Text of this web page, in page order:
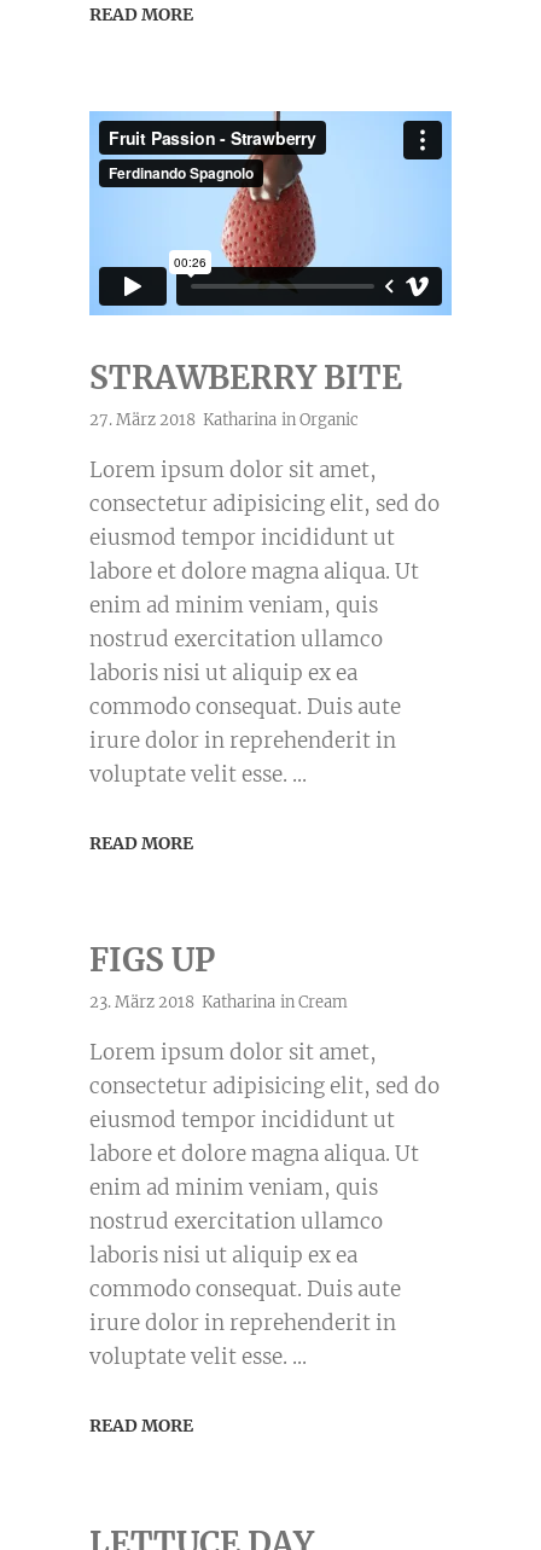
READ MORE
STRAWBERRY BITE
27. März 2018 Katharina inOrganic
Lorem ipsum dolor sit amet,
consectetur adipisicing elit, sed do
eiusmod tempor incididunt ut
labore et dolore magna aliqua. Ut
enim ad minim veniam, quis
nostrud exercitation ullamco
laboris nisi ut aliquip ex ea
commodo consequat. Duis aute
irure dolor in reprehenderit in
voluptate velit esse.
READ MORE
FIGS UP
23. März 2018 Katharina inCream
Lorem ipsum dolor sit amet,
consectetur adipisicing elit, sed do
eiusmod tempor incididunt ut
labore et dolore magna aliqua. Ut
enim ad minim veniam, quis
nostrud exercitation ullamco
laboris nisi ut aliquip ex ea
commodo consequat. Duis aute
irure dolor in reprehenderit in
voluptate velit esse.
READ MORE